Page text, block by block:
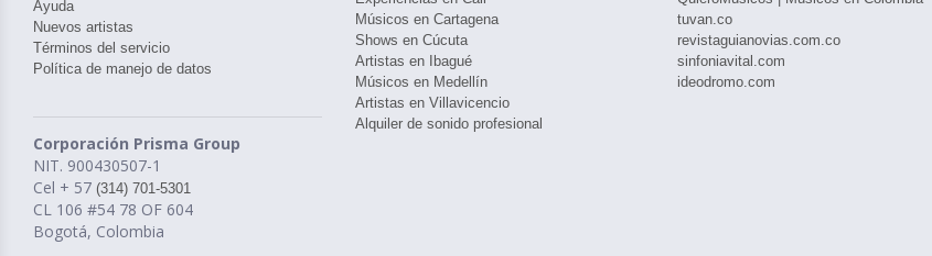
Ayuda
Nuevos artistas
Términos del servicio
Política de manejo de datos
Corporación Prisma Group
NIT. 900430507-1
Cel + 57 (314) 701-5301
CL 106 #54 78 OF 604
Bogotá, Colombia
Músicos en Cartagena
Shows en Cúcuta
Artistas en Ibagué
Músicos en Medellín
Artistas en Villavicencio
Alquiler de sonido profesional
tuvan.co
revistaguianovias.com.co
sinfoniavital.com
ideodromo.com